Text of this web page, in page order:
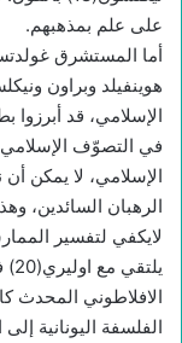
على علم بمذهبهم.
هوينفيلد وبراون
الإسلامي، قد أبرزوا
في التصوّف
الإسلامي، لا يمكن
الرهبان السائدين،
لايكفي لتفسير
الافلاطوني المحدث
الفلسفة اليونانية